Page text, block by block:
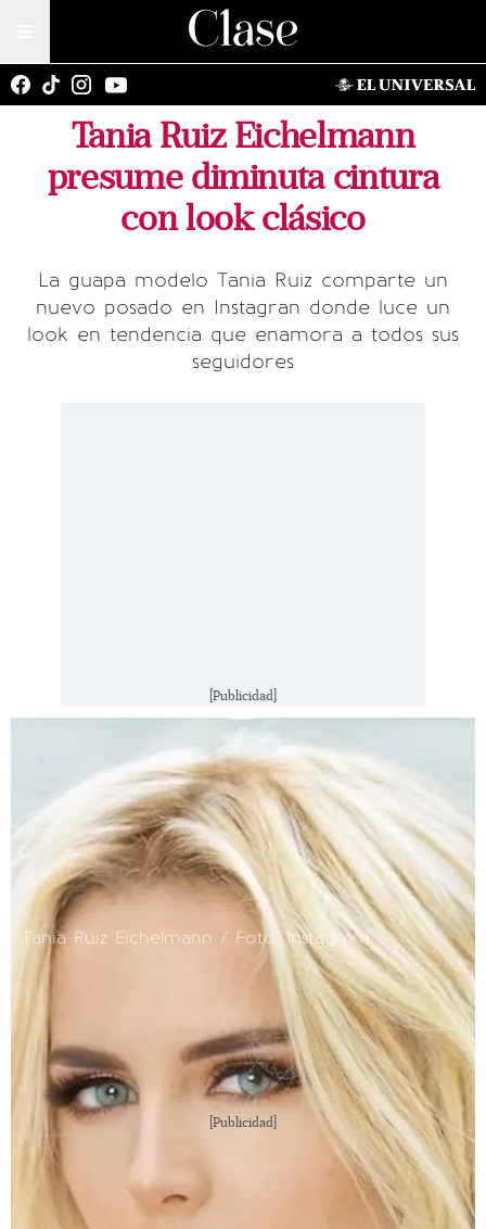
Tania Ruiz Eichelmann
presume diminuta cintura
con look clásico
La guapa modelo Tania Ruiz comparte un
nuevo posado en Instagran donde luce un
look en tendencia que enamora a todos sus
seguidores
[Publicidad]
Tania Ruiz Eichelmann / Foto: Instagram
[Publicidad]